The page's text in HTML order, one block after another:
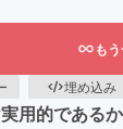
も
埋め込み
用的である